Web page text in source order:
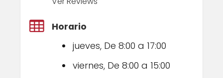
Horario
jueves, De 8:00 a 17:00
viernes, De 8:00 a 15:00